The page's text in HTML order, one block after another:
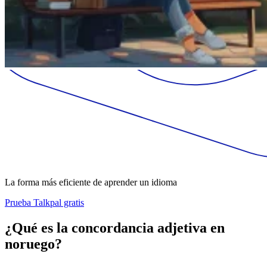
La forma más eficiente de aprender un idioma
Prueba Talkpal gratis
¿Qué es la concordancia adjetiva en
noruego?